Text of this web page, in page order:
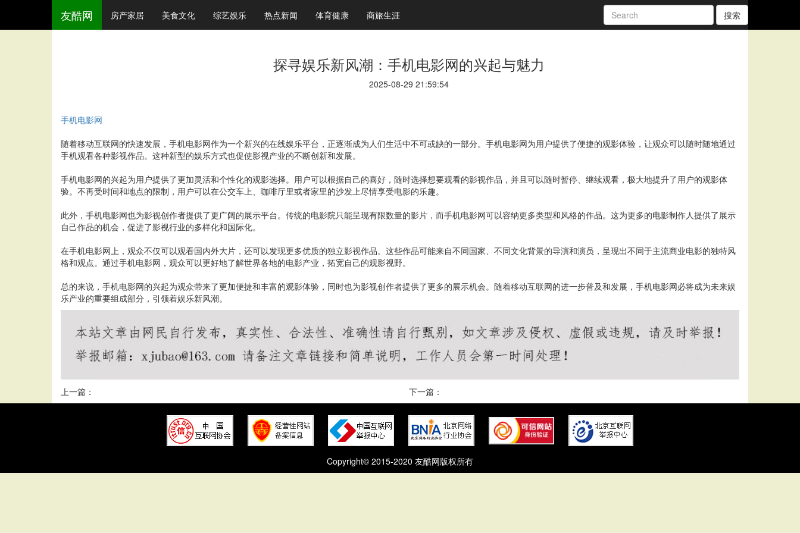
友酷网 房产家居 美食文化 综艺娱乐 热点新闻 体育健康 商旅生涯 搜索
探寻娱乐新风潮：手机电影网的兴起与魅力
2025-08-29 21:59:54
手机电影网
随着移动互联网的快速发展，手机电影网作为一个新兴的在线娱乐平台，正逐渐成为人们生活中不可或缺的一部分。手机电影网为用户提供了便捷的观影体验，让观众可以随时随地通过
手机观看各种影视作品。这种新型的娱乐方式也促使影视产业的不断创新和发展。
手机电影网的兴起为用户提供了更加灵活和个性化的观影选择。用户可以根据自己的喜好，随时选择想要观看的影视作品，并且可以随时暂停、继续观看，极大地提升了用户的观影体
验。不再受时间和地点的限制，用户可以在公交车上、咖啡厅里或者家里的沙发上尽情享受电影的乐趣。
此外，手机电影网也为影视创作者提供了更广阔的展示平台。传统的电影院只能呈现有限数量的影片，而手机电影网可以容纳更多类型和风格的作品。这为更多的电影制作人提供了展示
自己作品的机会，促进了影视行业的多样化和国际化。
在手机电影网上，观众不仅可以观看国内外大片，还可以发现更多优质的独立影视作品。这些作品可能来自不同国家、不同文化背景的导演和演员，呈现出不同于主流商业电影的独特风
格和观点。通过手机电影网，观众可以更好地了解世界各地的电影产业，拓宽自己的观影视野。
总的来说，手机电影网的兴起为观众带来了更加便捷和丰富的观影体验，同时也为影视创作者提供了更多的展示机会。随着移动互联网的进一步普及和发展，手机电影网必将成为未来娱
乐产业的重要组成部分，引领着娱乐新风潮。
上一篇： 下一篇：
Copyright© 2015-2020 友酷网版权所有